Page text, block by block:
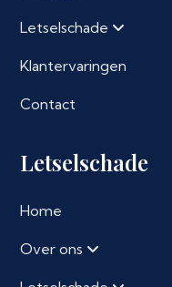
Letselschade
Klantervaringen
Contact
Letselschade
Home
Over ons